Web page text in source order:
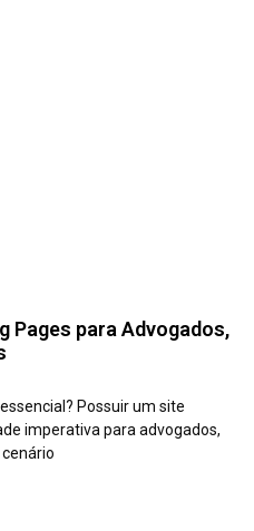
Pages para Advogados,
Possuir um site
imperativa para advogados,